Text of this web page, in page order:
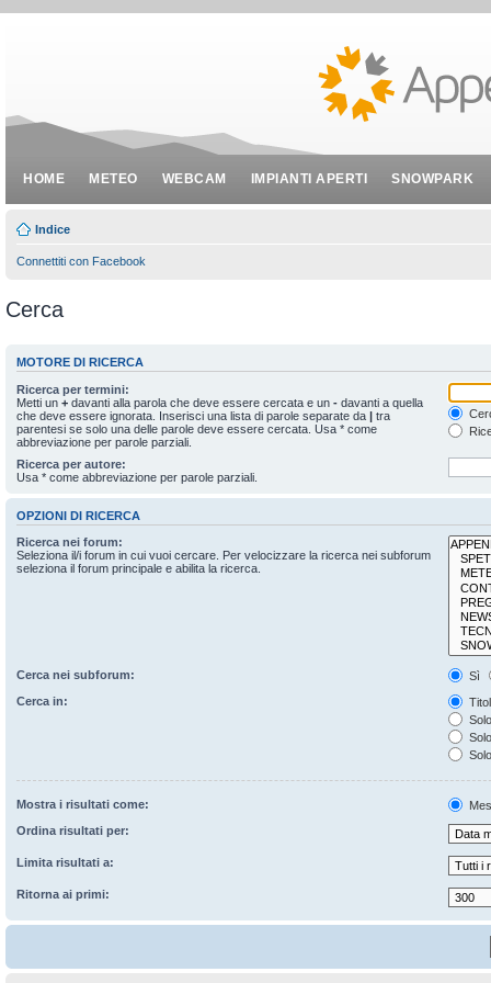
HOME METEO WEBCAM IMPIANTI APERTI SNOWPARK
Indice
Connettiti con Facebook
Cerca
MOTORE DI RICERCA
Ricerca per termini:
Metti un + davanti alla parola che deve essere cercata e un - davanti a quella
che deve essere ignorata. Inserisci una lista di parole separate da | tra
parentesi se solo una delle parole deve essere cercata. Usa * come
abbreviazione per parole parziali.
Ricerca per autore:
Usa * come abbreviazione per parole parziali.
OPZIONI DI RICERCA
Ricerca nei forum:
Seleziona il/i forum in cui vuoi cercare. Per velocizzare la ricerca nei subforum
seleziona il forum principale e abilita la ricerca.
Cerca nei subforum:
Sì
Cerca in:
Mostra i risultati come:
Ordina risultati per:
Limita risultati a:
Ritorna ai primi: